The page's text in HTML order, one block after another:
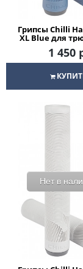
Грипсы Chilli
XL Blue для
городского /
1 450
Нет в